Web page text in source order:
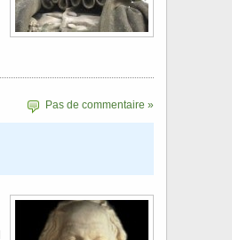
Pas de commentaire »